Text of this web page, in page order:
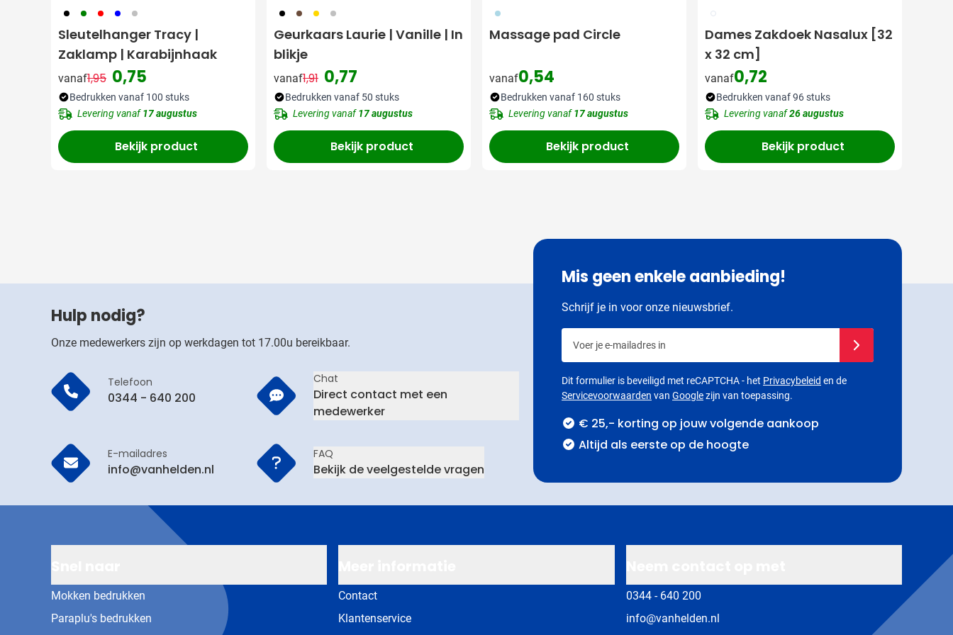
001 004 008 948 032
Sleutelhanger Tracy |
Zaklamp | Karabijnhaak
vanaf
Normale prijs
1,95 0,75
Bedrukken vanaf 100 stuks
Levering vanaf17 augustus
Bekijk product
001 871 031 032
Geurkaars Laurie | Vanille | In
blikje
vanaf
Normale prijs
1,91 0,77
Bedrukken vanaf 50 stuks
Levering vanaf17 augustus
Bekijk product
018
Massage pad Circle
vanaf0,54
Bedrukken vanaf 160 stuks
Levering vanaf17 augustus
Bekijk product
002
Dames Zakdoek Nasalux [32
x 32 cm]
vanaf0,72
Bedrukken vanaf 96 stuks
Levering vanaf26 augustus
Bekijk product
Hulp nodig?
Onze medewerkers zijn op werkdagen tot 17.00u bereikbaar.
Telefoon
0344 - 640 200
Chat
Direct contact met een
medewerker
E-mailadres
info@vanhelden.nl
FAQ
Bekijk de veelgestelde vragen
Mis geen enkele aanbieding!
Schrijf je in voor onze nieuwsbrief.
Dit formulier is beveiligd met reCAPTCHA - het Privacybeleid en de
Servicevoorwaarden van Googlezijn van toepassing.
€ 25,- korting op jouw volgende aankoop
Altijd als eerste op de hoogte
Mokken bedrukken
Paraplu's bedrukken
Contact
Klantenservice
0344 - 640 200
info@vanhelden.nl